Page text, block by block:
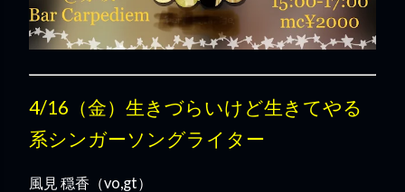
4/16（金）生きづらいけど生きてやる
系シンガーソングライター
風見 穏香（vo,gt）